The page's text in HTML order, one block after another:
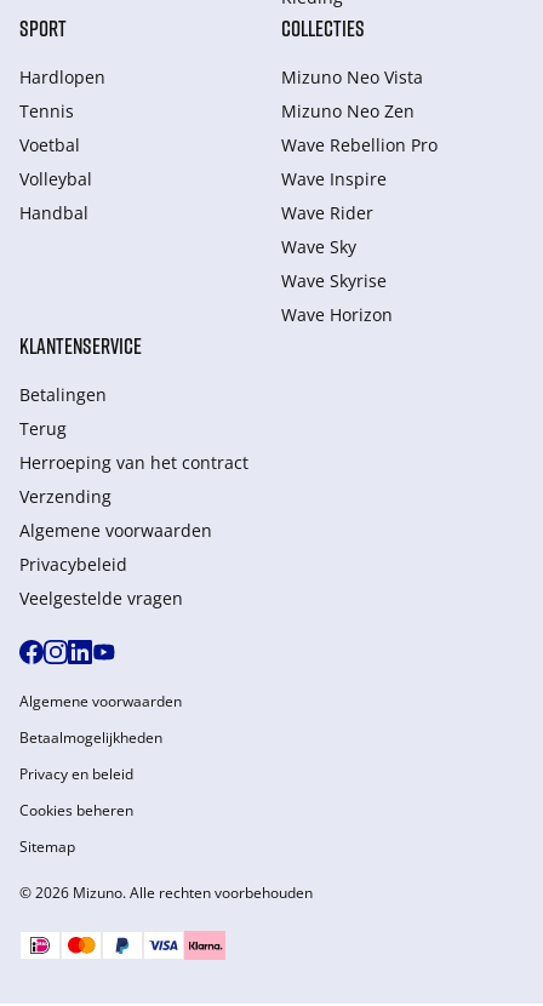
SPORT
Hardlopen
Tennis
Voetbal
Volleybal
Handbal
COLLECTIES
Mizuno Neo Vista
Mizuno Neo Zen
Wave Rebellion Pro
Wave Inspire
Wave Rider
Wave Sky
Wave Skyrise
Wave Horizon
KLANTENSERVICE
Betalingen
Terug
Herroeping van het contract
Verzending
Algemene voorwaarden
Privacybeleid
Veelgestelde vragen
© 2026 Mizuno. Alle rechten voorbehouden
Algemene voorwaarden
Betaalmogelijkheden
Privacy en beleid
Cookies beheren
Sitemap